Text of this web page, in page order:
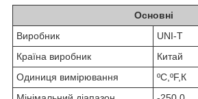
Основні
Виробник
UNI-T
Країна виробник
Китай
Одиниця вимірювання
ºC,ºF,К